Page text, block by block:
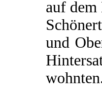
auf
und